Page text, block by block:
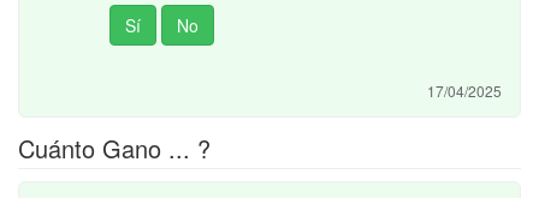
17/04/2025
Cuánto Gano ... ?